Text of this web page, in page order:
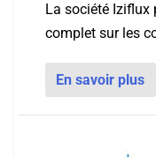
La société Iziflux
complet sur les
En savoir plus